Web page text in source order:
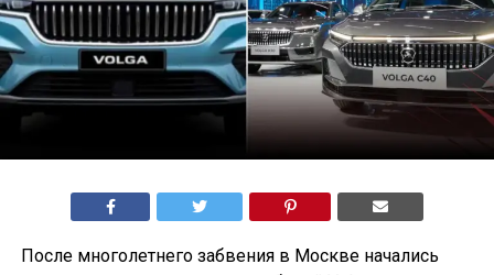
После многолетнего забвения в Москве начались